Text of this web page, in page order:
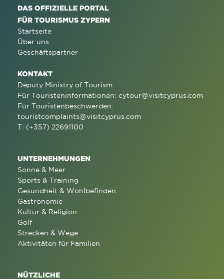
DAS OFFIZIELLE PORTAL
FÜR TOURISMUS ZYPERN
Startseite
Über uns
Geschäftspartner
KONTAKT
Deputy Ministry of Tourism
Für Touristeninformationen: cytour@visitcyprus.com
Für Touristenbeschwerden:
touristcomplaints@visitcyprus.com
T: (+357) 22691100
UNTERNEHMUNGEN
Sonne & Meer
Sports & Training
Gesundheit & Wohlbefinden
Gastronomie
Kultur & Religion
Golf
Strecken & Wege
Aktivitäten für Familien
NÜTZLICHE